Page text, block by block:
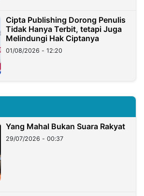
Cipta Publishing Dorong Penulis
Tidak Hanya Terbit, tetapi Juga
Melindungi Hak Ciptanya
01/08/2026 - 12:20
Yang Mahal Bukan Suara Rakyat
29/07/2026 - 00:37